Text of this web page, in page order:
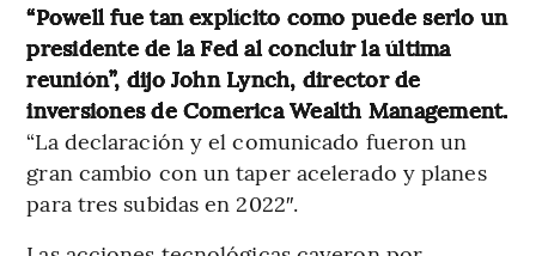
“Powell fue tan explícito como puede serlo un
presidente de la Fed al concluir la última
reunión”, dijo John Lynch, director de
inversiones de Comerica Wealth Management.
“La declaración y el comunicado fueron un
gran cambio con un taper acelerado y planes
para tres subidas en 2022″.